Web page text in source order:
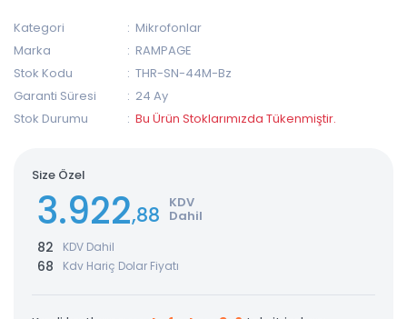
Kategori
Mikrofonlar
Marka
RAMPAGE
Stok Kodu
THR-SN-44M-Bz
Garanti Süresi
24 Ay
Stok Durumu
Bu Ürün Stoklarımızda Tükenmiştir.
Size Özel
3.922,88 KDV
Dahil
82 KDV Dahil
68 Kdv Hariç Dolar Fiyatı